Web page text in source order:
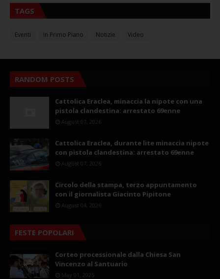
TAGS
Eventi In Primo Piano Notizie Video
RANDOM POSTS
Cattolica Eraclea, minaccia la nipote con una
pistola clandestina: arrestato 69enne
August 07, 2026
Cattolica Eraclea, durante lite minaccia nipote
con pistola clandestina: arrestato 69enne
August 07, 2026
Circolo della stampa, terzo appuntamento
con il giornalista Giacinto Pipitone
August 04, 2026
FESTE POPOLARI
Corteo processionale dalla Chiesa San
Vincenzo al Santuario
May 01, 2025